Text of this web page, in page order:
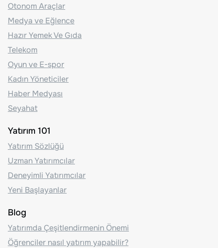
Otonom Araçlar
Medya ve Eğlence
Hazır Yemek Ve Gıda
Telekom
Oyun ve E-spor
Kadın Yöneticiler
Haber Medyası
Seyahat
Yatırım 101
Yatırım Sözlüğü
Uzman Yatırımcılar
Deneyimli Yatırımcılar
Yeni Başlayanlar
Blog
Yatırımda Çeşitlendirmenin Önemi
Öğrenciler nasıl yatırım yapabilir?